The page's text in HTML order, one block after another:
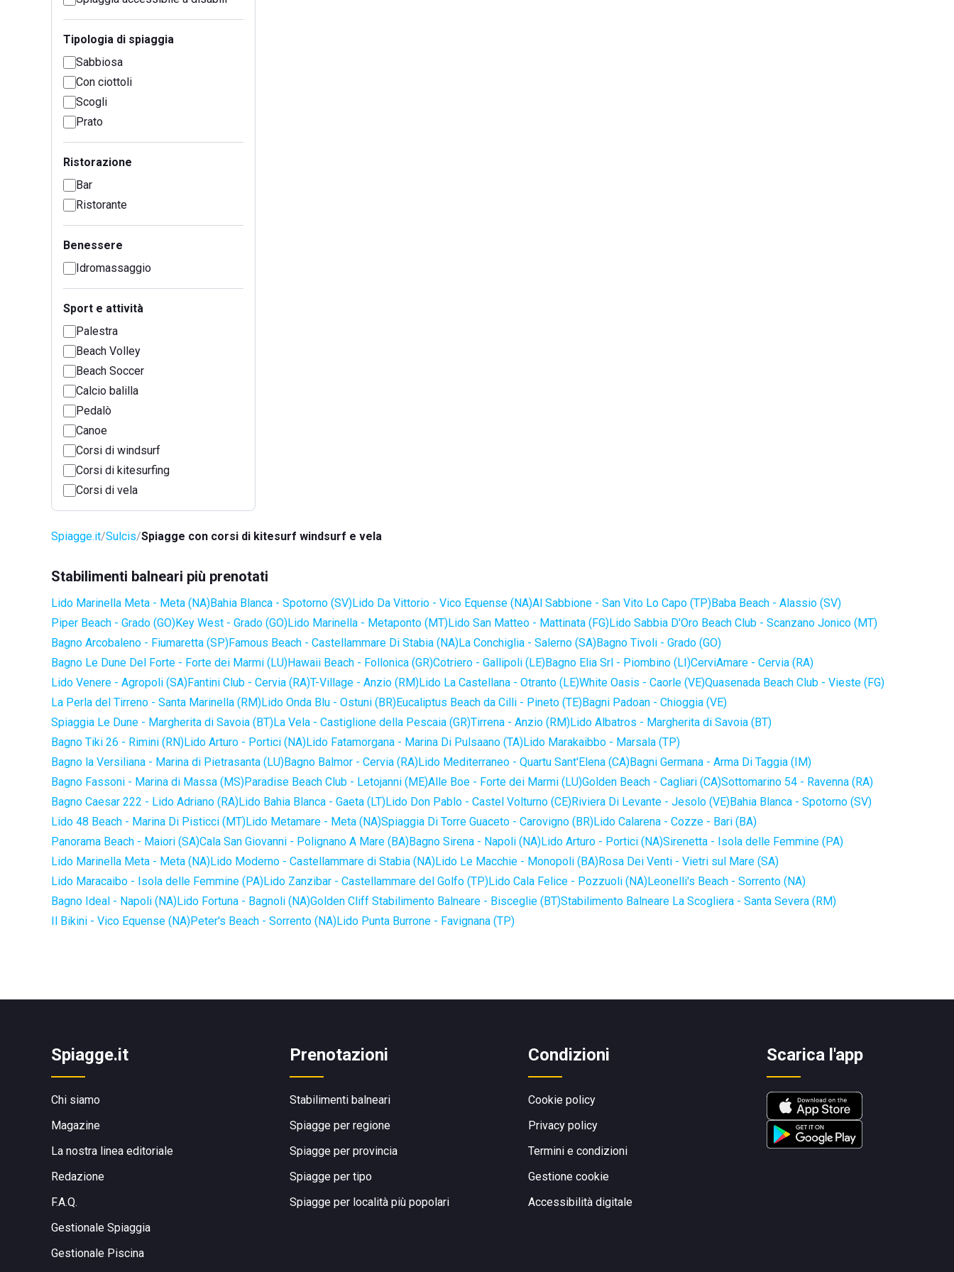
Tipologia di spiaggia
Sabbiosa
Con ciottoli
Scogli
Prato
Ristorazione
Bar
Ristorante
Benessere
Idromassaggio
Sport e attività
Palestra
Beach Volley
Beach Soccer
Calcio balilla
Pedalò
Canoe
Corsi di windsurf
Corsi di kitesurfing
Corsi di vela
Spiagge.it Sulcis Spiagge con corsi di kitesurf windsurf e vela
Stabilimenti balneari più prenotati
Lido Marinella Meta - Meta (NA)Bahia Blanca - Spotorno (SV)Lido Da Vittorio - Vico Equense (NA)Al Sabbione - San Vito Lo Capo (TP)Baba Beach - Alassio (SV)
Piper Beach - Grado (GO)Key West - Grado (GO)Lido Marinella - Metaponto (MT)Lido San Matteo - Mattinata (FG)Lido Sabbia D'Oro Beach Club - Scanzano Jonico (MT)
Bagno Arcobaleno - Fiumaretta (SP)Famous Beach - Castellammare Di Stabia (NA)La Conchiglia - Salerno (SA)Bagno Tivoli - Grado (GO)
Bagno Le Dune Del Forte - Forte dei Marmi (LU)Hawaii Beach - Follonica (GR)Cotriero - Gallipoli (LE)Bagno Elia Srl - Piombino (LI)CerviAmare - Cervia (RA)
Lido Venere - Agropoli (SA)Fantini Club - Cervia (RA)T-Village - Anzio (RM)Lido La Castellana - Otranto (LE)White Oasis - Caorle (VE)Quasenada Beach Club - Vieste (FG)
La Perla del Tirreno - Santa Marinella (RM)Lido Onda Blu - Ostuni (BR)Eucaliptus Beach da Cilli - Pineto (TE)Bagni Padoan - Chioggia (VE)
Spiaggia Le Dune - Margherita di Savoia (BT)La Vela - Castiglione della Pescaia (GR)Tirrena - Anzio (RM)Lido Albatros - Margherita di Savoia (BT)
Bagno Tiki 26 - Rimini (RN)Lido Arturo - Portici (NA)Lido Fatamorgana - Marina Di Pulsaano (TA)Lido Marakaibbo - Marsala (TP)
Bagno la Versiliana - Marina di Pietrasanta (LU)Bagno Balmor - Cervia (RA)Lido Mediterraneo - Quartu Sant'Elena (CA)Bagni Germana - Arma Di Taggia (IM)
Bagno Fassoni - Marina di Massa (MS)Paradise Beach Club - Letojanni (ME)Alle Boe - Forte dei Marmi (LU)Golden Beach - Cagliari (CA)Sottomarino 54 - Ravenna (RA)
Bagno Caesar 222 - Lido Adriano (RA)Lido Bahia Blanca - Gaeta (LT)Lido Don Pablo - Castel Volturno (CE)Riviera Di Levante - Jesolo (VE)Bahia Blanca - Spotorno (SV)
Lido 48 Beach - Marina Di Pisticci (MT)Lido Metamare - Meta (NA)Spiaggia Di Torre Guaceto - Carovigno (BR)Lido Calarena - Cozze - Bari (BA)
Panorama Beach - Maiori (SA)Cala San Giovanni - Polignano A Mare (BA)Bagno Sirena - Napoli (NA)Lido Arturo - Portici (NA)Sirenetta - Isola delle Femmine (PA)
Lido Marinella Meta - Meta (NA)Lido Moderno - Castellammare di Stabia (NA)Lido Le Macchie - Monopoli (BA)Rosa Dei Venti - Vietri sul Mare (SA)
Lido Maracaibo - Isola delle Femmine (PA)Lido Zanzibar - Castellammare del Golfo (TP)Lido Cala Felice - Pozzuoli (NA)Leonelli's Beach - Sorrento (NA)
Bagno Ideal - Napoli (NA)Lido Fortuna - Bagnoli (NA)Golden Cliff Stabilimento Balneare - Bisceglie (BT)Stabilimento Balneare La Scogliera - Santa Severa (RM)
Il Bikini - Vico Equense (NA)Peter's Beach - Sorrento (NA)Lido Punta Burrone - Favignana (TP)
Spiagge.it
Chi siamo
Magazine
La nostra linea editoriale
Redazione
F.A.Q.
Gestionale Spiaggia
Gestionale Piscina
Prenotazioni
Stabilimenti balneari
Spiagge per regione
Spiagge per provincia
Spiagge per tipo
Spiagge per località più popolari
Condizioni
Cookie policy
Privacy policy
Termini e condizioni
Gestione cookie
Accessibilità digitale
Scarica l'app